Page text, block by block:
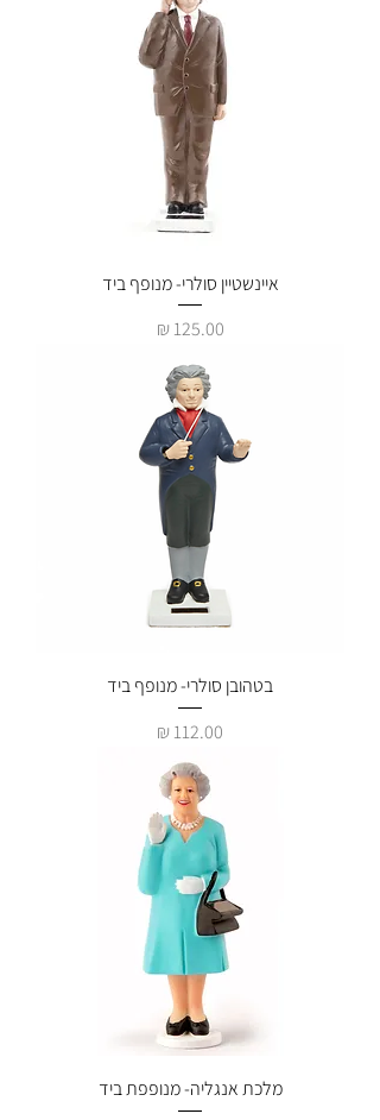
איינשטיין סולרי- מנופף ביד
מחיר
בטהובן סולרי- מנופף ביד
מחיר
מלכת אנגליה- מנופפת ביד